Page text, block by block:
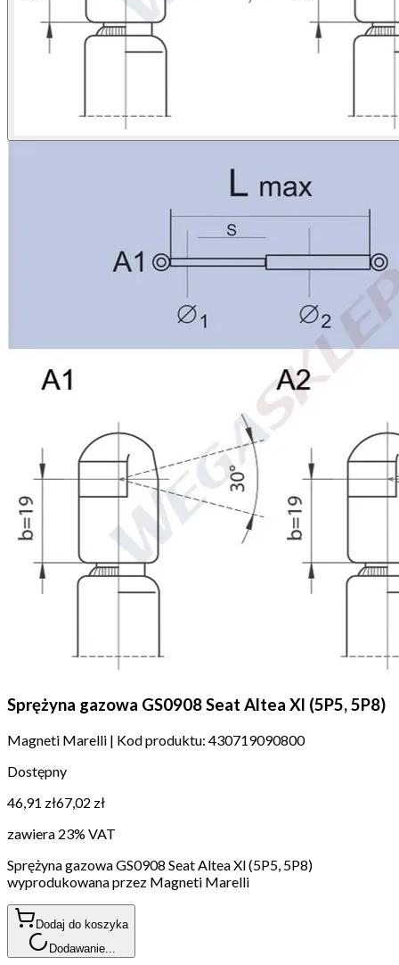
Sprężyna gazowa GS0908 Seat Altea Xl (5P5, 5P8)
Magneti Marelli | Kod produktu: 430719090800
Dostępny
46,91 zł67,02 zł
zawiera 23% VAT
Sprężyna gazowa GS0908 Seat Altea Xl (5P5, 5P8)
wyprodukowana przez Magneti Marelli
Dodaj do koszyka
Dodawanie...